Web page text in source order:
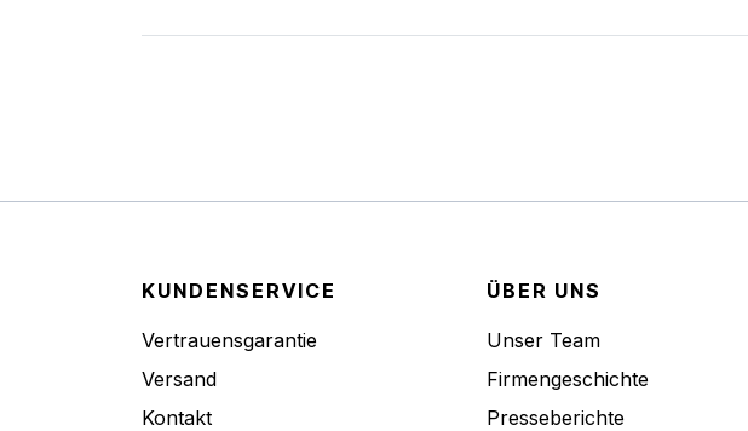
KUNDENSERVICE
Vertrauensgarantie
Versand
Kontakt
ÜBER UNS
Unser Team
Firmengeschichte
Presseberichte